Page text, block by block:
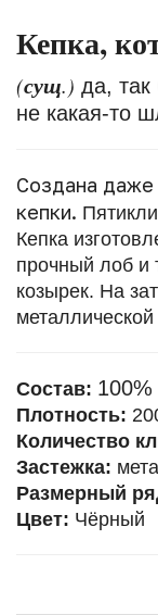
Кепка,
(сущ.) да,
не какая-то
Создана
кепки.
Кепка
прочный лоб и
козырек. На
металлической
Состав: 100%
Плотность:
Количество
Застежка:
Размерный
Цвет: Чёрный